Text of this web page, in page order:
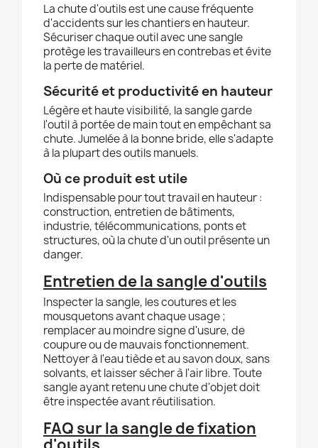
La chute d'outils est une cause fréquente
d'accidents sur les chantiers en hauteur.
Sécuriser chaque outil avec une sangle
protège les travailleurs en contrebas et évite
la perte de matériel.
Sécurité et productivité en hauteur
Légère et haute visibilité, la sangle garde
l'outil à portée de main tout en empêchant sa
chute. Jumelée à la bonne bride, elle s'adapte
à la plupart des outils manuels.
Où ce produit est utile
Indispensable pour tout travail en hauteur :
construction, entretien de bâtiments,
industrie, télécommunications, ponts et
structures, où la chute d'un outil présente un
danger.
Entretien de la sangle d'outils
Inspecter la sangle, les coutures et les
mousquetons avant chaque usage ;
remplacer au moindre signe d'usure, de
coupure ou de mauvais fonctionnement.
Nettoyer à l'eau tiède et au savon doux, sans
solvants, et laisser sécher à l'air libre. Toute
sangle ayant retenu une chute d'objet doit
être inspectée avant réutilisation.
FAQ sur la sangle de fixation